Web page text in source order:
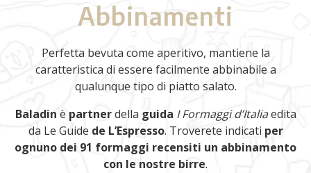
Abbinamenti
Perfetta bevuta come aperitivo, mantiene la
caratteristica di essere facilmente abbinabile a
qualunque tipo di piatto salato.
Baladin è partnerdella guida I Formaggi d’Italiaedita
da Le Guide de L’Espresso. Troverete indicati per
ognuno dei 91 formaggi recensiti un abbinamento
con le nostre birre.